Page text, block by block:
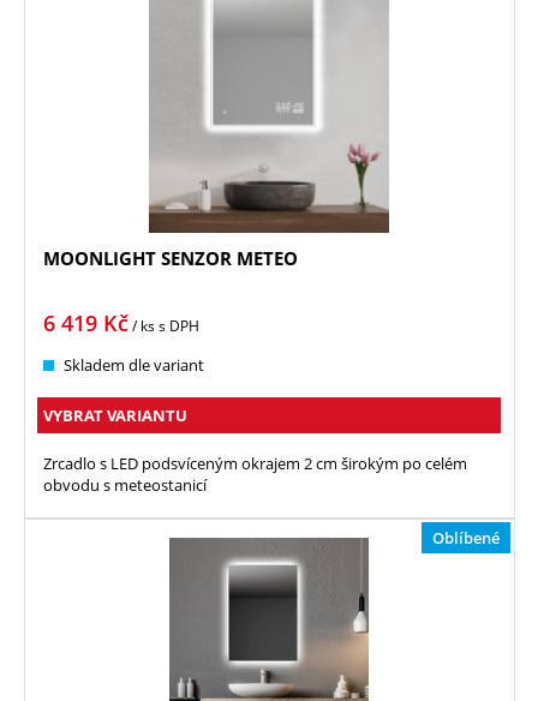
MOONLIGHT SENZOR METEO
6 419 Kč/ kss DPH
Skladem dle variant
VYBRAT VARIANTU
Zrcadlo s LED podsvíceným okrajem 2 cm širokým po celém
obvodu s meteostanicí
Oblíbené